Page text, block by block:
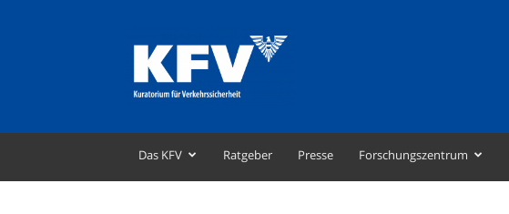
–
Kuratorium
für
Das KFV Ratgeber Presse Forschungszentrum